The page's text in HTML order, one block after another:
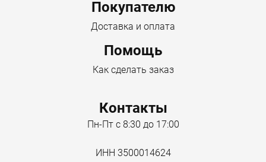
Покупателю
Доставка и оплата
Помощь
Как сделать заказ
Контакты
Пн-Пт с 8:30 до 17:00
ИНН 3500014624